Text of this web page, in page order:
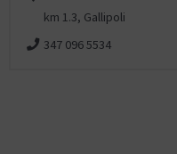
km 1.3, Gallipoli
347 096 5534